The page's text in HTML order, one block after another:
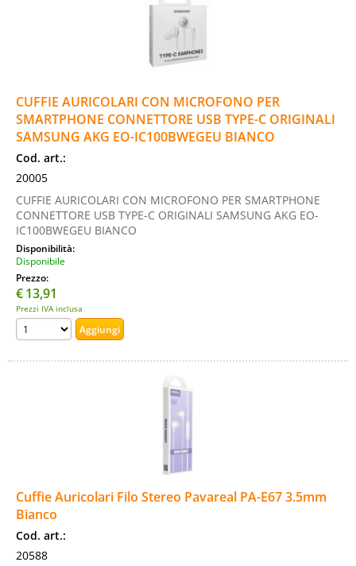
CUFFIE AURICOLARI CON MICROFONO PER
SMARTPHONE CONNETTORE USB TYPE-C ORIGINALI
SAMSUNG AKG EO-IC100BWEGEU BIANCO
Cod. art.:
20005
CUFFIE AURICOLARI CON MICROFONO PER SMARTPHONE
CONNETTORE USB TYPE-C ORIGINALI SAMSUNG AKG EO-
IC100BWEGEU BIANCO
Disponibilità:
Disponibile
Prezzo:
€13,91
Prezzi IVA inclusa
Cuffie Auricolari Filo Stereo Pavareal PA-E67 3.5mm
Bianco
Cod. art.:
20588